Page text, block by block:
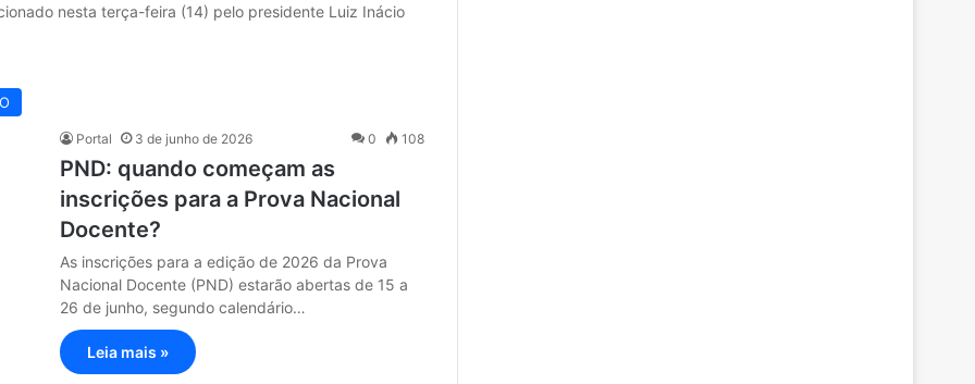
nesta terça-feira (14) pelo presidente Luiz Inácio
Portal 3 de junho de 2026 0 108
PND: quando começam as
inscrições para a Prova Nacional
Docente?
As inscrições para a edição de 2026 da Prova
Nacional Docente (PND) estarão abertas de 15 a
26 de junho, segundo calendário…
Leia mais »